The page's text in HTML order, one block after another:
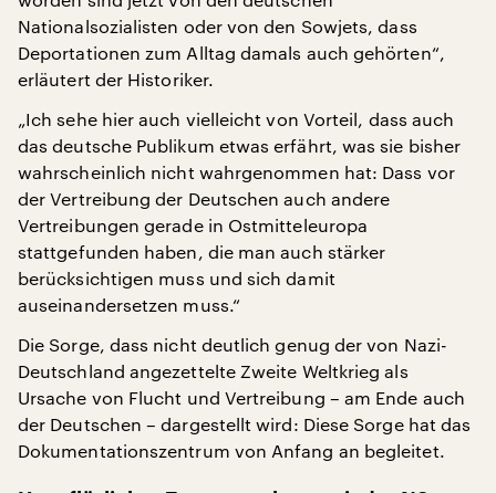
Nationalsozialisten oder von den Sowjets, dass
Deportationen zum Alltag damals auch gehörten“,
erläutert der Historiker.
„Ich sehe hier auch vielleicht von Vorteil, dass auch
das deutsche Publikum etwas erfährt, was sie bisher
wahrscheinlich nicht wahrgenommen hat: Dass vor
der Vertreibung der Deutschen auch andere
Vertreibungen gerade in Ostmitteleuropa
stattgefunden haben, die man auch stärker
berücksichtigen muss und sich damit
auseinandersetzen muss.“
Die Sorge, dass nicht deutlich genug der von Nazi-
Deutschland angezettelte Zweite Weltkrieg als
Ursache von Flucht und Vertreibung – am Ende auch
der Deutschen – dargestellt wird: Diese Sorge hat das
Dokumentationszentrum von Anfang an begleitet.